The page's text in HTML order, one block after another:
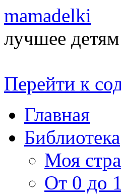
mamadelki
лучшее
Перейти к
Главная
Библиотека
Моя
От 0 до